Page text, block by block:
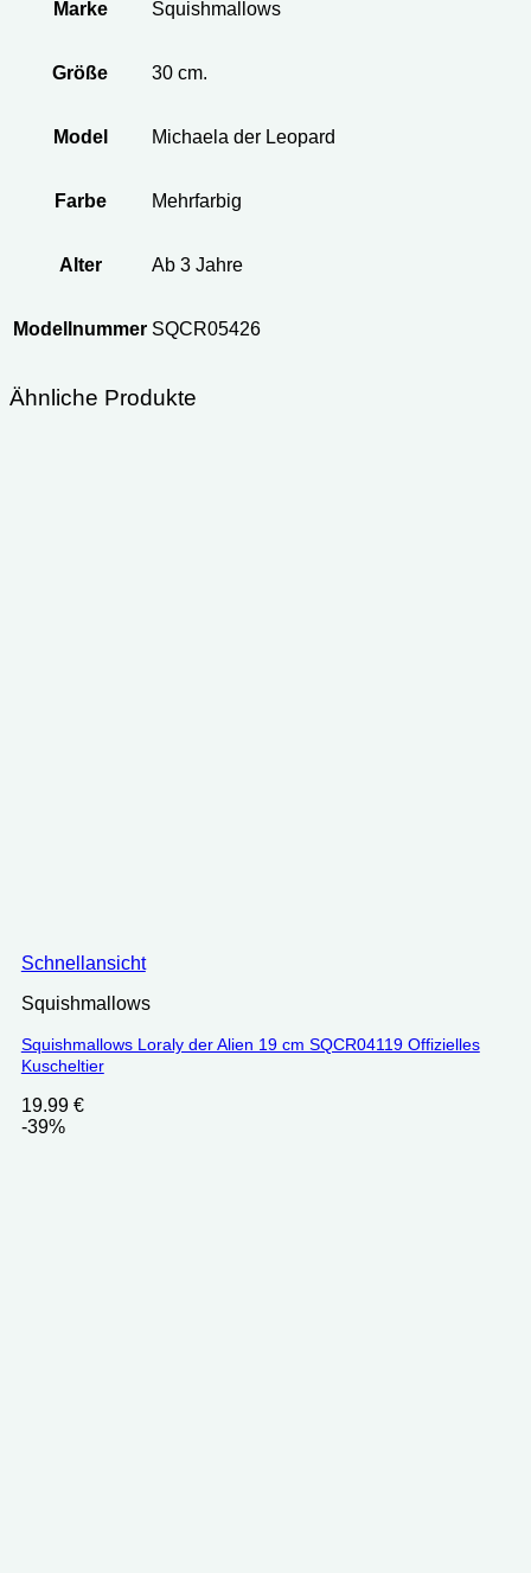
Marke Squishmallows
Größe 30 cm.
Model Michaela der Leopard
Farbe Mehrfarbig
Alter Ab 3 Jahre
Modellnummer SQCR05426
Ähnliche Produkte
Schnellansicht
Squishmallows
Squishmallows Loraly der Alien 19 cm SQCR04119 Offizielles
Kuscheltier
19.99 €
-39%